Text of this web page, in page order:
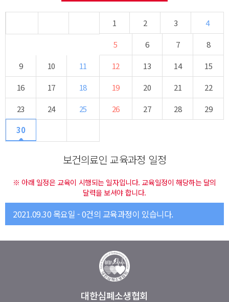
1 2 3
4
5
6 7
8
9
10 11 12 13 14
15
16
17 18 19 20 21
22
23
24 25 26 27 28
29
30
보건의료인 교육과정 일정
※ 아래 일정은 교육이 시행되는 일자입니다. 교육일정이 해당하는 달의
달력을 보셔야 합니다.
2021.09.30 목요일 - 0건의 교육과정이 있습니다.
대한심폐소생협회